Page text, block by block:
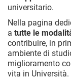
universitario.
Nella pagina
a tutte le
contribuire, in
ambiente di
miglioramento
vita in Università.